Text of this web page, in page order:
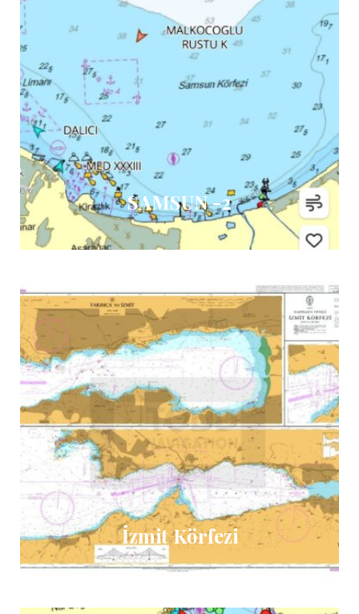
SAMSUN -2
İzmit Körfezi